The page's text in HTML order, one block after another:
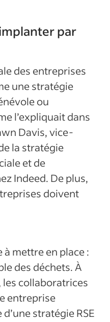
par
des entreprises
une stratégie
ou
l’expliquait dans
Davis, vice-
la stratégie
et de
Indeed. De plus,
doivent
mettre en place :
des déchets. À
collaboratrices
entreprise
stratégie RSE